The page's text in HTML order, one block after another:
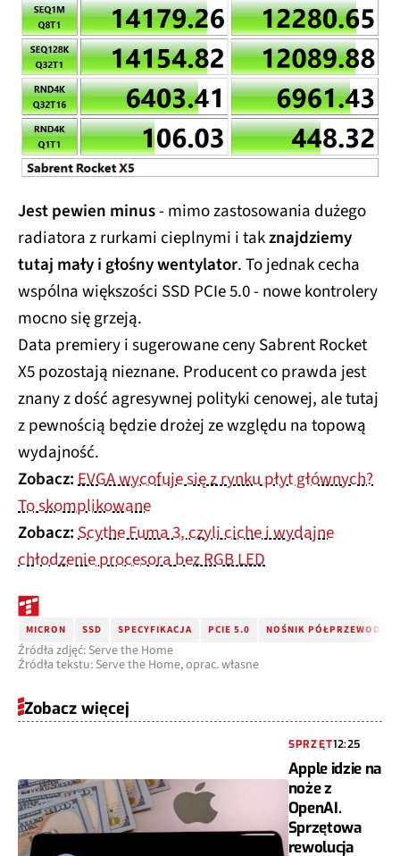
Jest pewien minus- mimo zastosowania dużego
radiatora z rurkami cieplnymi i takznajdziemy
tutaj mały i głośny wentylator. To jednak cecha
wspólna większości SSD PCIe 5.0 - nowe kontrolery
mocno się grzeją.
Data premiery i sugerowane ceny Sabrent Rocket
X5 pozostają nieznane. Producent co prawda jest
znany z dość agresywnej polityki cenowej, ale tutaj
z pewnością będzie drożej ze względu na topową
wydajność.
Zobacz:EVGA wycofuje się z rynku płyt głównych?
To skomplikowane
Zobacz:Scythe Fuma 3, czyli ciche i wydajne
chłodzenie procesora bez RGB LED
MICRON SSD SPECYFIKACJA PCIE 5.0 NOŚNIK
Źródła zdjęć: Serve the Home
Źródła tekstu: Serve the Home, oprac. własne
Zobacz więcej
SPRZĘT12:25
Apple idzie na
noże z
OpenAI.
Sprzętowa
rewolucja